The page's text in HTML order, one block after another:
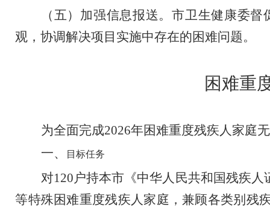
（五）加强信息报送。市卫生健康委督
观，协调解决项目实施中存在的困难问题。
困难重
为全面完成2026年困难重度残疾人家庭
一、
目标任务
对120户持本市《中华人民共和国残疾人
等特殊困难重度残疾人家庭，兼顾各类别残